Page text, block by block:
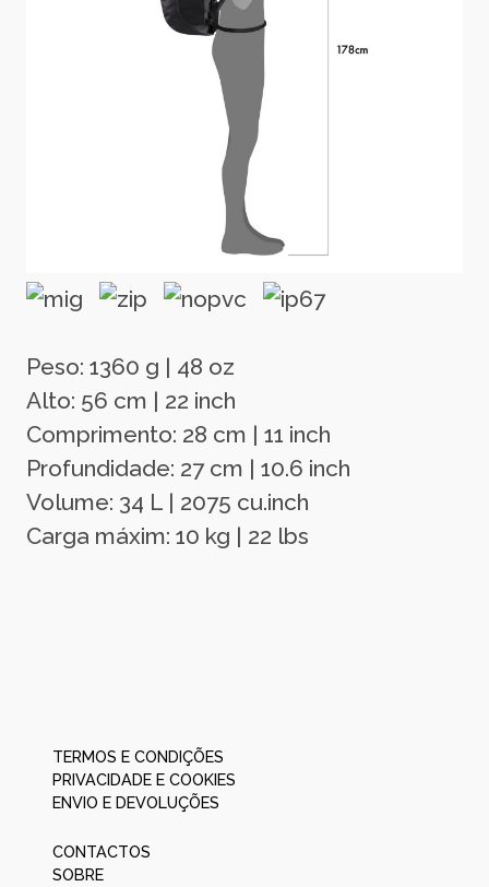
Peso: 1360 g | 48 oz
Alto: 56 cm | 22 inch
Comprimento: 28 cm | 11 inch
Profundidade: 27 cm | 10.6 inch
Volume: 34 L | 2075 cu.inch
Carga máxim: 10 kg | 22 lbs
TERMOS E CONDIÇÕES
PRIVACIDADE E COOKIES
ENVIO E DEVOLUÇÕES
CONTACTOS
SOBRE